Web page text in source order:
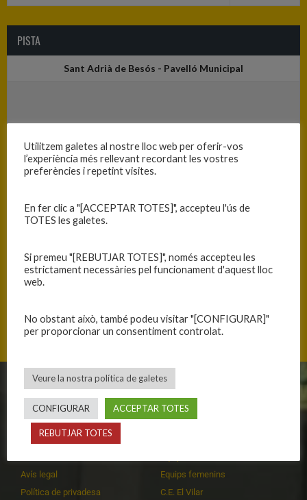
PISTA
Sant Adrià de Besós - Pavelló Municipal
Ricart 6, 08930 Sant Adrià de Besós, Catalunya
Història
Organització
Avís legal
Política de privadesa
Primer equip masculí
Equips femenins
C.E. El Vilar
Utilitzem galetes al nostre lloc web per oferir-vos
l’experiència més rellevant recordant les vostres
preferències i repetint visites.
En fer clic a "[ACCEPTAR TOTES]", accepteu l'ús de
TOTES les galetes.
Si premeu "[REBUTJAR TOTES]", només accepteu les
estrictament necessàries pel funcionament d'aquest lloc
web.
No obstant això, també podeu visitar "[CONFIGURAR]"
per proporcionar un consentiment controlat.
Veure la nostra política de galetes
CONFIGURAR ACCEPTAR TOTES
REBUTJAR TOTES